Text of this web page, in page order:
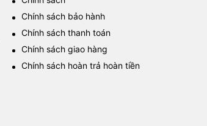
Chính sách bảo hành
Chính sách thanh toán
Chính sách giao hàng
Chính sách hoàn trả hoàn tiền